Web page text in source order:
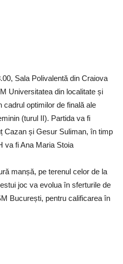
Sala Polivalentă din Craiova
Universitatea din localitate și
optimilor de finală ale
(turul II). Partida va fi
Cazan și Gesur Suliman, în timp
va fi Ana Maria Stoia
manșă, pe terenul celor de la
joc va evolua în sferturile de
București, pentru calificarea în